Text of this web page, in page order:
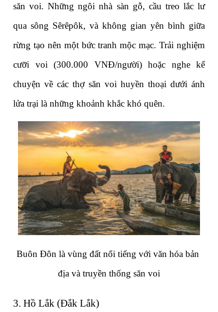
săn voi. Những ngôi nhà sàn gỗ, cầu treo lắc lư
qua sông Sêrêpôk, và không gian yên bình giữa
rừng tạo nên một bức tranh mộc mạc. Trải nghiệm
cưỡi voi (300.000 VNĐ/người) hoặc nghe kể
chuyện về các thợ săn voi huyền thoại dưới ánh
lửa trại là những khoảnh khắc khó quên.
Buôn Đôn là vùng đất nổi tiếng với văn hóa bản
địa và truyền thống săn voi
3. Hồ Lắk (Đắk Lắk)